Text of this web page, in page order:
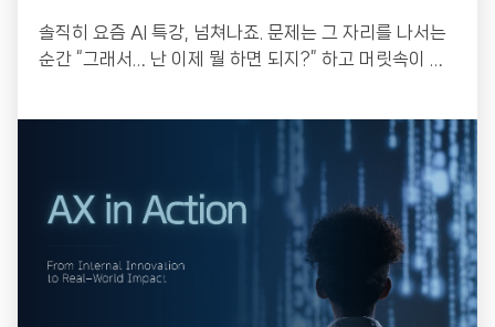
솔직히 요즘 AI 특강, 넘쳐나죠. 문제는 그 자리를 나서는
순간 “그래서… 난 이제 뭘 하면 되지?” 하고 머릿속이 하
는 자리가 아니라, 각자 자기 업무의 골칫거리를 하나씩
들고 와서 그 자리에서 직접 만들어 가는 워크샵으로 설계
했거든요.